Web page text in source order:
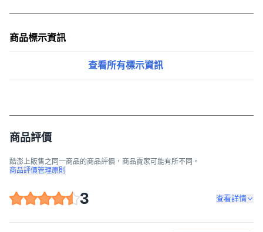
商品標示資訊
查看所有標示資訊
商品評價
酷澎上販售之同一商品的商品評價，商品賣家可能有所不同。
商品評價管理原則
3 查看詳情